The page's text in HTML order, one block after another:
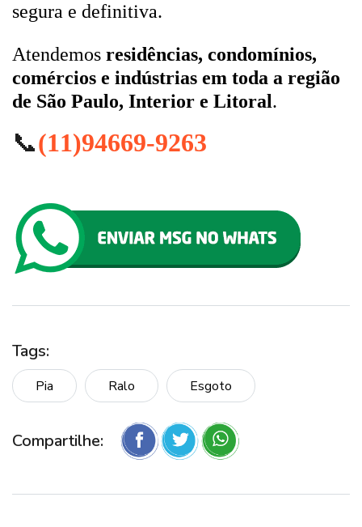
segura e definitiva.
Atendemos residências, condomínios,
comércios e indústrias em toda a região
de São Paulo, Interior e Litoral.
📞(11)94669-9263
Tags:
Pia Ralo Esgoto
Compartilhe: